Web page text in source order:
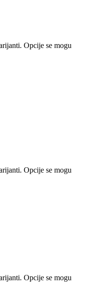
Opcije se mogu
Opcije se mogu
Opcije se mogu